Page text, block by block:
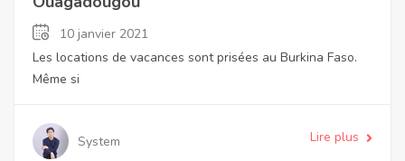
10 janvier 2021
Les locations de vacances sont prisées au Burkina Faso.
Même si
System Lire plus